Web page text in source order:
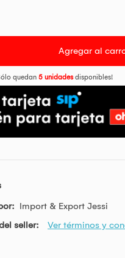
Agregar al
quedan 5 unidadesdisponibles!
Import & Export Jessi
seller:
Ver términos y